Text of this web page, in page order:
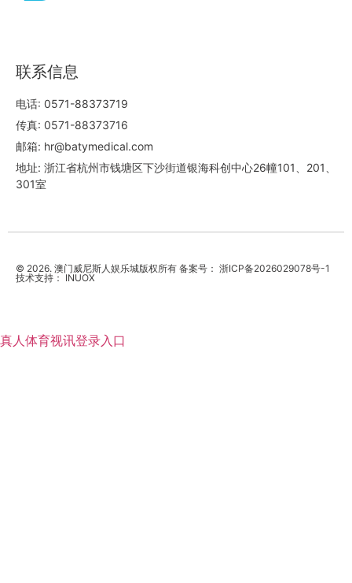
联系信息
电话: 0571-88373719
传真: 0571-88373716
邮箱: hr@batymedical.com
地址: 浙江省杭州市钱塘区下沙街道银海科创中心26幢101、201、
301室
© 2026. 澳门威尼斯人娱乐城版权所有 备案号： 浙ICP备2026029078号-1
技术支持：INUOX
真人体育视讯登录入口